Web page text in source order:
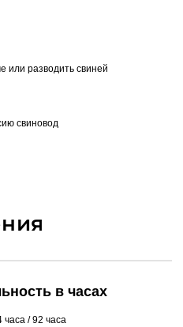
или разводить свиней
свиновод
в часах
часа / 92 часа